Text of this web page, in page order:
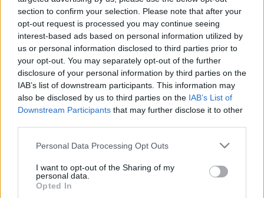
section to confirm your selection. Please note that after your
opt-out request is processed you may continue seeing
interest-based ads based on personal information utilized by
us or personal information disclosed to third parties prior to
your opt-out. You may separately opt-out of the further
disclosure of your personal information by third parties on the
IAB’s list of downstream participants. This information may
also be disclosed by us to third parties on the IAB’s List of
Downstream Participants that may further disclose it to other
Please note that this website/app uses one or more Google
not limited to your visit or usage behaviour. You may click to
grant or deny consent to Google and its third-party tags to
use your data for below specified purposes in below Google
Personal Data Processing Opt Outs
I want to opt-out of the Sharing of my
personal data.
Opted In
The Beertailor Heat Wave
bottleopener•2023. április 23.
Illat: sárgabarack, koriander Hab: szép, viszonylag
lágy Szín: világos baracklé Ez az eddigi legjobb sör
a főzdétől. Barackos is, savanyú is, jön a só is, sőt, a
klasszikus witbier-fűszer, a koriander is elég intenzív.
Nem édes, de még innen sem érzünk hiányt, ugyanis
a természetes, tiszta,…